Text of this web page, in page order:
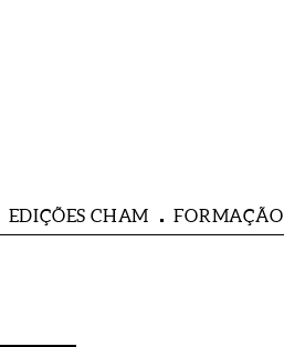
EDIÇÕES CHAM FORMAÇÃO